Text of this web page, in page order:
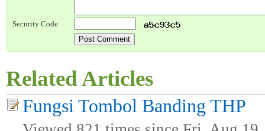
Security Code
Related Articles
Fungsi Tombol Banding THP